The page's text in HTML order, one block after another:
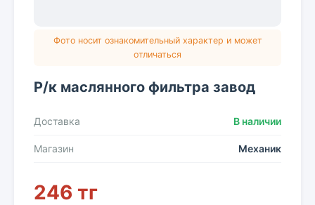
Фото носит ознакомительный характер и может
отличаться
Р/к маслянного фильтра завод
Доставка В наличии
Магазин Механик
246 тг